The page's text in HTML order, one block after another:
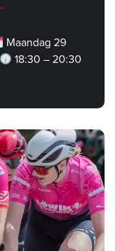
Maandag 29
18:30 – 20:30